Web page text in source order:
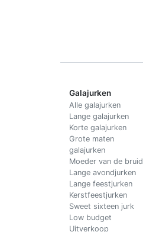
Galajurken
Alle galajurken
Lange galajurken
Korte galajurken
Grote maten
galajurken
Moeder van de bruid
Lange avondjurken
Lange feestjurken
Kerstfeestjurken
Sweet sixteen jurk
Low budget
Uitverkoop